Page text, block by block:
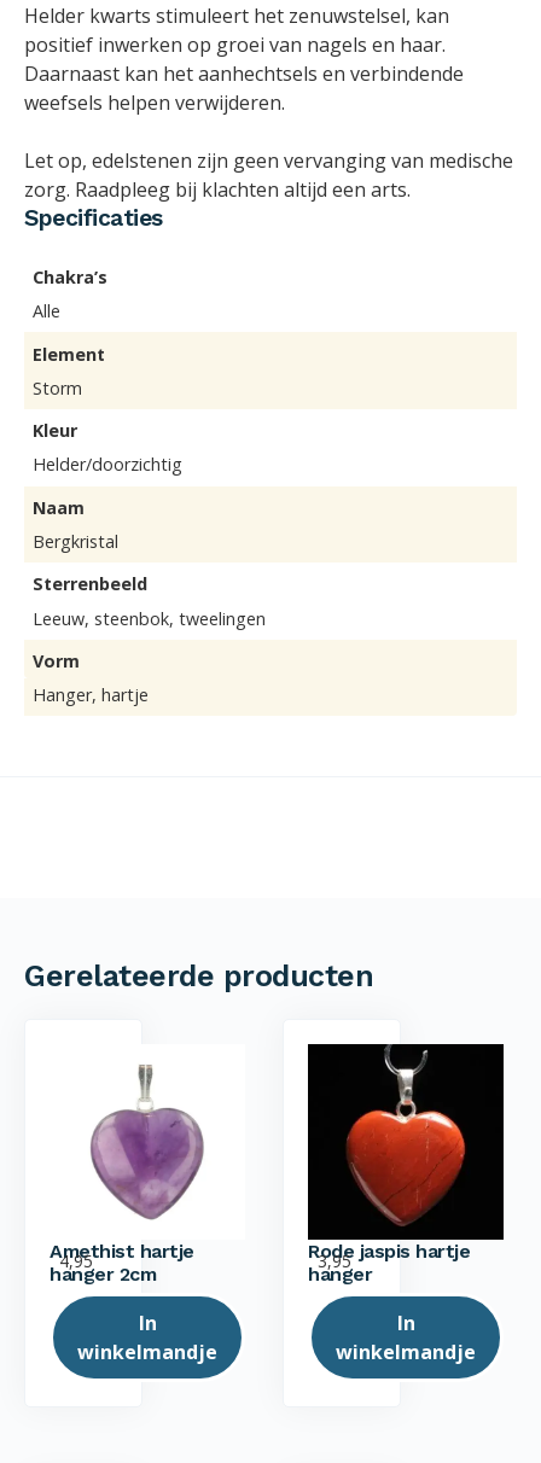
Helder kwarts stimuleert het zenuwstelsel, kan
positief inwerken op groei van nagels en haar.
Daarnaast kan het aanhechtsels en verbindende
weefsels helpen verwijderen.
Let op, edelstenen zijn geen vervanging van medische
zorg. Raadpleeg bij klachten altijd een arts.
Specificaties
Chakra’s
Alle
Element
Storm
Kleur
Helder/doorzichtig
Naam
Bergkristal
Sterrenbeeld
Leeuw, steenbok, tweelingen
Vorm
Hanger, hartje
Gerelateerde producten
Amethist hartje
hanger 2cm
4,95
In
winkelmandje
Rode jaspis hartje
hanger
3,95
In
winkelmandje